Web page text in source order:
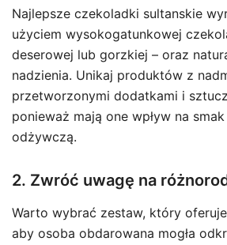
Najlepsze czekoladki sultanskie
użyciem wysokogatunkowej
deserowej lub gorzkiej – oraz
nadzienia. Unikaj produktów z
przetworzonymi dodatkami i
ponieważ mają one wpływ na
odżywczą.
2. Zwróć uwagę na
Warto wybrać zestaw, który
aby osoba obdarowana mogła